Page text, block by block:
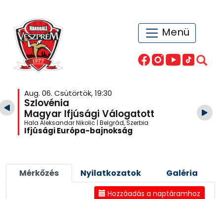
Menü
Aug. 06. Csütörtök, 19:30
Szlovénia
Magyar Ifjúsági Válogatott
Hala Aleksandar Nikolic | Belgrád, Szerbia
Ifjúsági Európa-bajnokság
Mérkőzés Nyilatkozatok Galéria
Hozzáadás a naptáramhoz